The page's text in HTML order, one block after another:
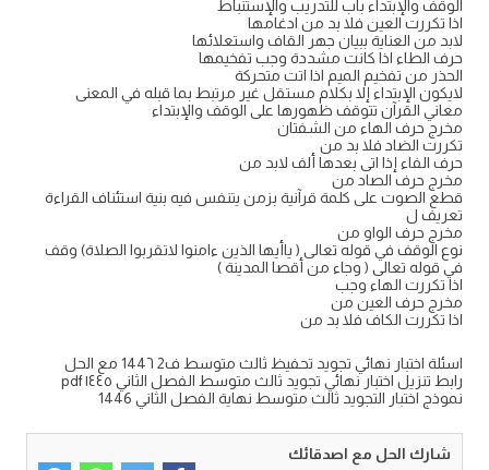
الوقف والإبتداء باب للتدريب والإستنباط
اذا تكررت العين فلا بد من ادغامها
لابد من العناية ببيان جهر القاف واستعلائها
حرف الطاء اذا كانت مشددة وجب تفخيمها
الحذر من تفخيم الميم اذا اتت متحركة
لايكون الإبتداء إلا بكلام مستقل غير مرتبط بما قبله في المعنى
معاني القرآن تتوقف ظهورها على الوقف والإبتداء
مخرج حرف الهاء من الشفتان
تكررت الضاد فلا بد من
حرف الفاء إذا اتى بعدها ألف لابد من
مخرج حرف الصاد من
قطع الصوت على كلمة قرآنية بزمن يتنفس فيه بنية استئناف القراءة
تعريف ل
مخرج حرف الواو من
نوع الوقف في قوله تعالى ( ياأيها الذين ءامنوا لاتقربوا الصلاة) وقف
في قوله تعالى ( وجاء من أقصا المدينة )
اذا تكررت الهاء وجب
مخرج حرف العين من
اذا تكررت الكاف فلا بد من
اسئلة اختبار نهائي تجويد تحفيظ ثالث متوسط ف2 144٦ مع الحل
رابط تنزيل اختبار نهائي تجويد ثالث متوسط الفصل الثاني ١٤٤٥ pdf
نموذج اختبار التجويد ثالث متوسط نهاية الفصل الثاني 1446
شارك الحل مع اصدقائك